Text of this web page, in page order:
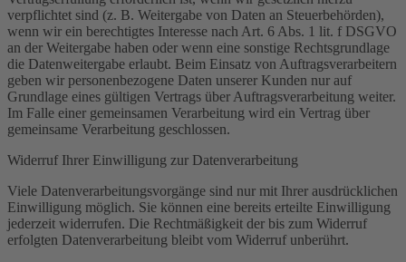
verpflichtet sind (z. B. Weitergabe von Daten an Steuerbehörden),
wenn wir ein berechtigtes Interesse nach Art. 6 Abs. 1 lit. f DSGVO
an der Weitergabe haben oder wenn eine sonstige Rechtsgrundlage
die Datenweitergabe erlaubt. Beim Einsatz von Auftragsverarbeitern
geben wir personenbezogene Daten unserer Kunden nur auf
Grundlage eines gültigen Vertrags über Auftragsverarbeitung weiter.
Im Falle einer gemeinsamen Verarbeitung wird ein Vertrag über
gemeinsame Verarbeitung geschlossen.
Widerruf Ihrer Einwilligung zur Datenverarbeitung
Viele Datenverarbeitungsvorgänge sind nur mit Ihrer ausdrücklichen
Einwilligung möglich. Sie können eine bereits erteilte Einwilligung
jederzeit widerrufen. Die Rechtmäßigkeit der bis zum Widerruf
erfolgten Datenverarbeitung bleibt vom Widerruf unberührt.